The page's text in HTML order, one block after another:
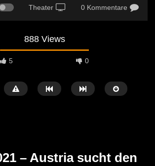
Theater 0 Kommentare
888 Views
5 0
– Austria sucht den